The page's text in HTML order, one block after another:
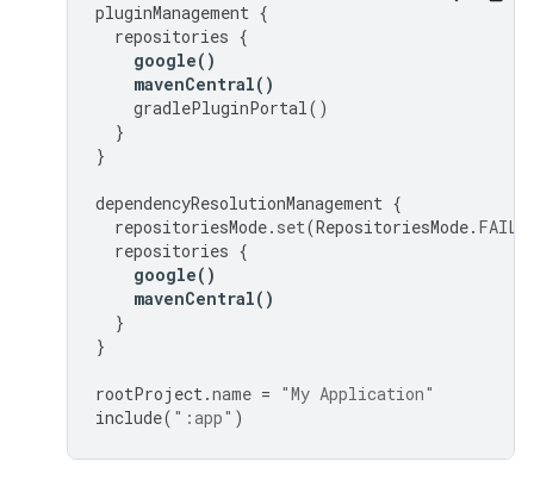
pluginManagement {
repositories {
google()
mavenCentral()
gradlePluginPortal()
}
}
dependencyResolutionManagement {
repositoriesMode. set(RepositoriesMode.
repositories {
google()
mavenCentral()
}
}
rootProject.name = "My Application"
include( ":app" )